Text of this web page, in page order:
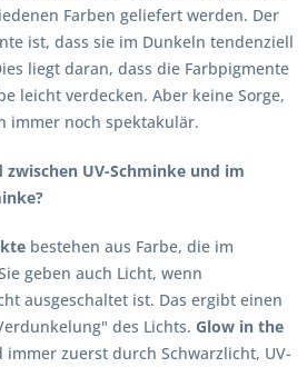
Farben geliefert werden. Der
ist, dass sie im Dunkeln tendenziell
liegt daran, dass die Farbpigmente
leicht verdecken. Aber keine Sorge,
immer noch spektakulär.
UV-Schminke und im
bestehen aus Farbe, die im
geben auch Licht, wenn
ausgeschaltet ist. Das ergibt einen
des Lichts. Glow in the
immer zuerst durch Schwarzlicht, UV-